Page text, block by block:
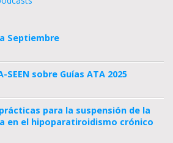
Septiembre
SEEN sobre Guías ATA 2025
para la suspensión de la
en el hipoparatiroidismo crónico